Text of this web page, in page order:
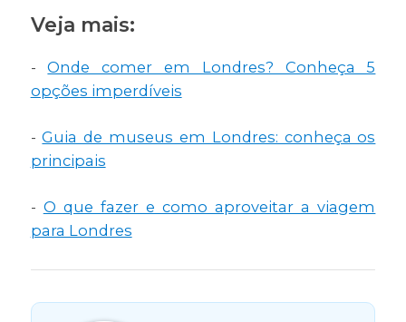
Veja mais:
-Onde comer em Londres? Conheça 5
opções imperdíveis
-Guia de museus em Londres: conheça os
principais
- O que fazer e como aproveitar a viagem
para Londres